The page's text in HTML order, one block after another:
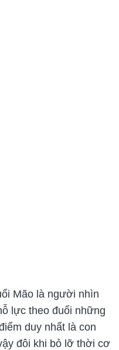
Mão là người nhìn
lực theo đuổi những
duy nhất là con
đôi khi bỏ lỡ thời cơ